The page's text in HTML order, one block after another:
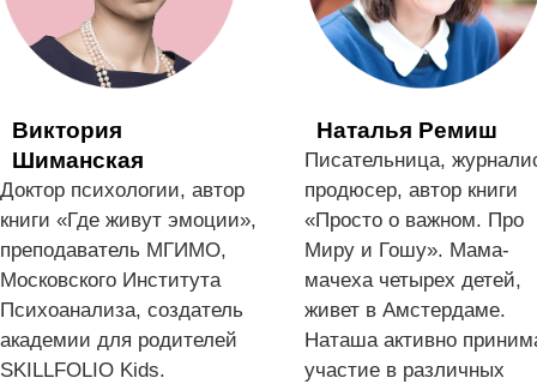
Виктория
Шиманская
Доктор психологии, автор
книги «Где живут эмоции»,
преподаватель МГИМО,
Московского Института
Психоанализа, создатель
академии для родителей
SKILLFOLIO Kids.
Наталья Ремиш
Писательница,
продюсер, автор книги
«Просто о важном. Про
Миру и Гошу». Мама-
мачеха четырех детей,
живет в Амстердаме.
Наташа активно
участие в различных